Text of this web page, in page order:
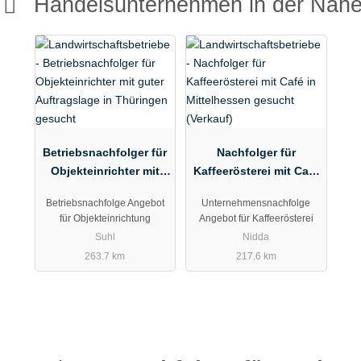
großes Interesse an einem langfristigen Mietverhältnis. Die
können gegen eine angemessene
nahtloser Übergang und eine durchgehende Öffnung für
zwei Teilzeitkräften (jeweils 30 Stunden) sowie zwei
detailseite_jsp?adId=217792
Betriebsnachfolger für
Objekteinrichter mit
Thüringen gesucht
Betriebsnachfolge Angebot
für Objekteinrichtung
Suhl
263.7 km
Nachfolger für
Kaffeerösterei mit Café
gesucht (Verkauf)
Unternehmensnachfolge
Angebot für Kaffeerösterei
Nidda
217.6 km